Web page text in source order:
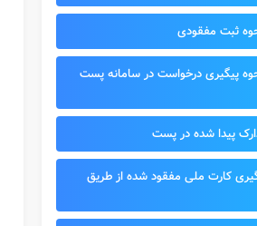
ثبت مفقودی
پیگیری درخواست در سامانه پست
پیدا شده در پست
کارت ملی مفقود شده از طریق